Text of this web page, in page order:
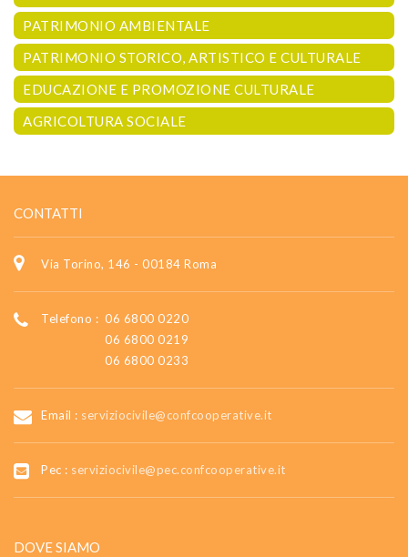
PATRIMONIO AMBIENTALE
PATRIMONIO STORICO, ARTISTICO E CULTURALE
EDUCAZIONE E PROMOZIONE CULTURALE
AGRICOLTURA SOCIALE
CONTATTI
Via Torino, 146 - 00184 Roma
Telefono : 06 6800 0220
06 6800 0219
06 6800 0233
Email : serviziocivile@confcooperative.it
Pec : serviziocivile@pec.confcooperative.it
DOVE SIAMO